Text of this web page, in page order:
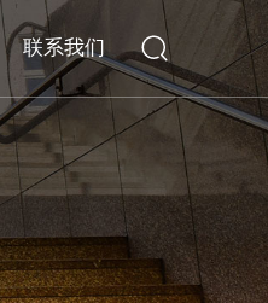
联系我们